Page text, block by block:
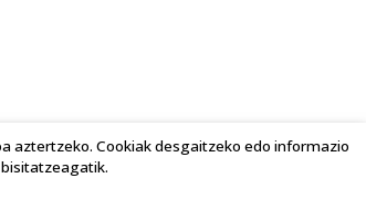
aztertzeko. Cookiak desgaitzeko edo informazio